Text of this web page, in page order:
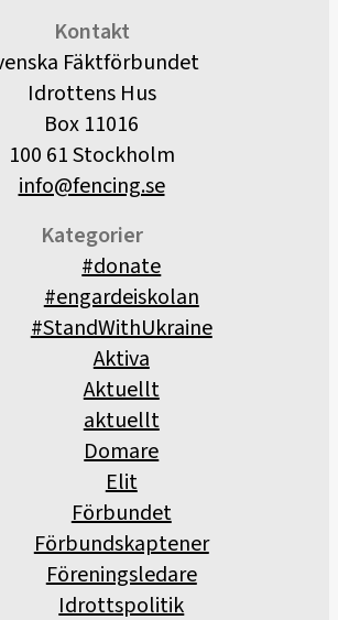
Kontakt
Fäktförbundet
Idrottens Hus
Box 11016
100 61 Stockholm
info@fencing.se
Kategorier
#donate
#engardeiskolan
#StandWithUkraine
Aktiva
Aktuellt
aktuellt
Domare
Elit
Förbundet
Förbundskaptener
Föreningsledare
Idrottspolitik